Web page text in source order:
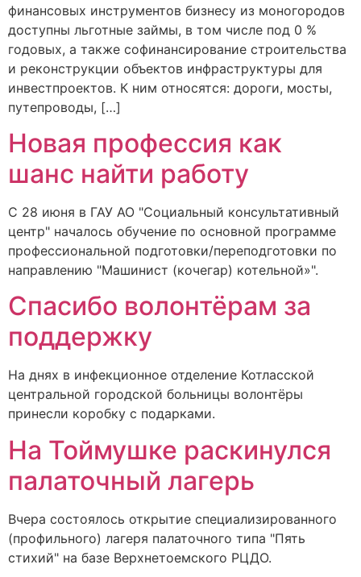
финансовых инструментов бизнесу из моногородов
доступны льготные займы, в том числе под 0 %
годовых, а также софинансирование строительства
и реконструкции объектов инфраструктуры для
инвестпроектов. К ним относятся: дороги, мосты,
путепроводы, […]
Новая профессия как
шанс найти работу
С 28 июня в ГАУ АО "Социальный консультативный
центр" началось обучение по основной программе
профессиональной подготовки/переподготовки по
направлению "Машинист (кочегар) котельной»".
Спасибо волонтёрам за
поддержку
На днях в инфекционное отделение Котласской
центральной городской больницы волонтёры
принесли коробку с подарками.
На Тоймушке раскинулся
палаточный лагерь
Вчера состоялось открытие специализированного
(профильного) лагеря палаточного типа "Пять
стихий" на базе Верхнетоемского РЦДО.